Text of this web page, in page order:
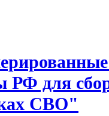
РФ для
СВО"